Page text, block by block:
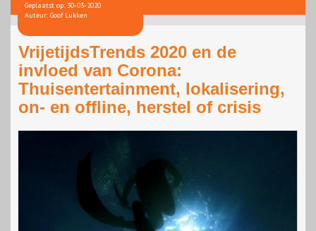
Geplaatst op: 30-03-2020
Auteur: Goof Lukken
VrijetijdsTrends 2020 en de
invloed van Corona:
Thuisentertainment, lokalisering,
on- en offline, herstel of crisis